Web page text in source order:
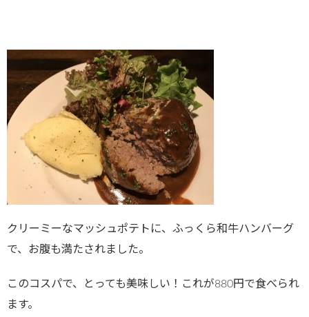
クリーミーなマッシュポテトに、ふっくら和牛ハンバーグ
で、お腹も満たされました。
このコスパで、とっても美味しい！これが880円で食べられ
ます。